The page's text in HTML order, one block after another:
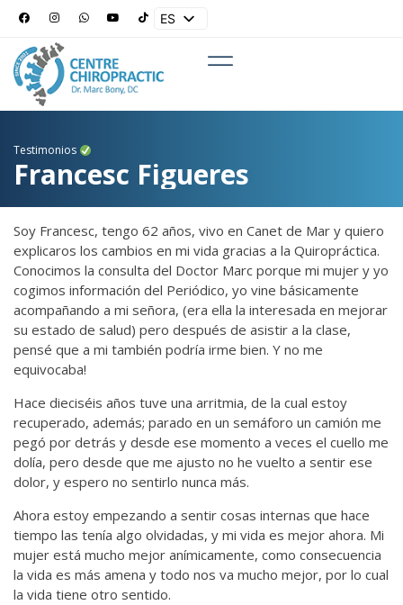
ES
Testimonios
Francesc Figueres
Soy Francesc, tengo 62 años, vivo en Canet de Mar y quiero
explicaros los cambios en mi vida gracias a la Quiropráctica.
Conocimos la consulta del Doctor Marc porque mi mujer y yo
cogimos información del Periódico, yo vine básicamente
acompañando a mi señora, (era ella la interesada en mejorar
su estado de salud) pero después de asistir a la clase,
pensé que a mi también podría irme bien. Y no me
equivocaba!
Hace dieciséis años tuve una arritmia, de la cual estoy
recuperado, además; parado en un semáforo un camión me
pegó por detrás y desde ese momento a veces el cuello me
dolía, pero desde que me ajusto no he vuelto a sentir ese
dolor, y espero no sentirlo nunca más.
Ahora estoy empezando a sentir cosas internas que hace
tiempo las tenía algo olvidadas, y mi vida es mejor ahora. Mi
mujer está mucho mejor anímicamente, como consecuencia
la vida es más amena y todo nos va mucho mejor, por lo cual
la vida tiene otro sentido.